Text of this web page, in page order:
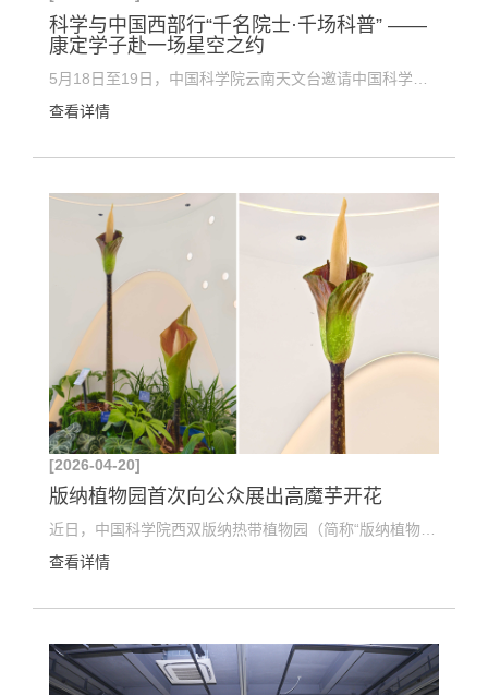
科学与中国西部行“千名院士·千场科普” ——
康定学子赴一场星空之约
查看详情
[2026-04-20]
版纳植物园首次向公众展出高魔芋开花
查看详情